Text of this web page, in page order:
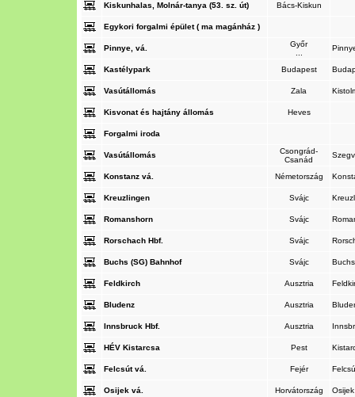
Kiskunhalas, Molnár-tanya (53. sz. út) Bács-Kiskun
Egykori forgalmi épület ( ma magánház )
Pinnye, vá.
Győr
Kastélypark Budapest
Vasútállomás Zala
Kisvonat és hajtány állomás Heves
Forgalmi iroda
Vasútállomás
Csongrád-
Csanád
Konstanz vá. Németország
Kreuzlingen Svájc
Romanshorn Svájc
Rorschach Hbf. Svájc
Buchs (SG) Bahnhof Svájc
Feldkirch Ausztria
Bludenz Ausztria
Innsbruck Hbf. Ausztria
HÉV Kistarcsa Pest
Felcsút vá. Fejér
Osijek vá. Horvátország